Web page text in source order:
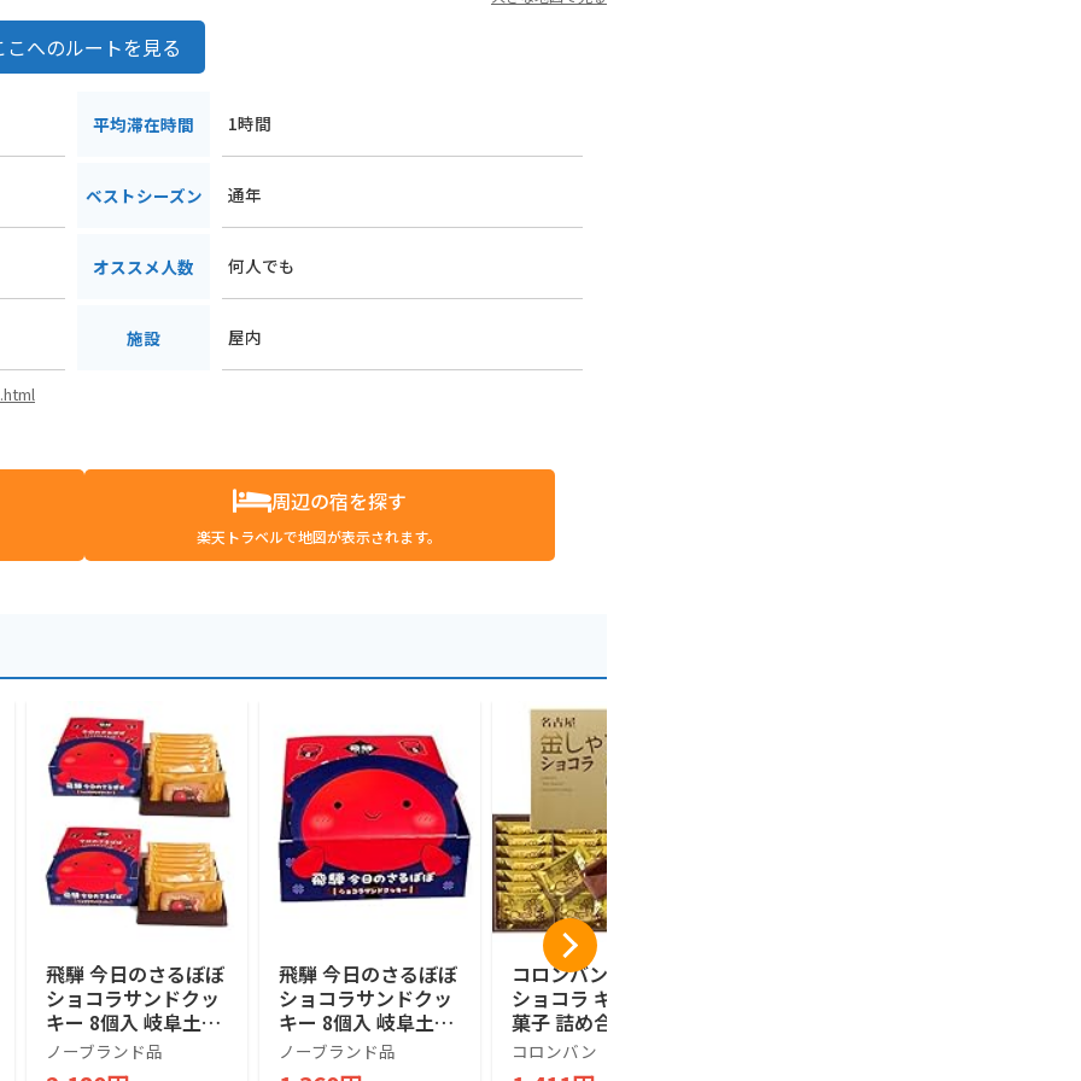
こへのルートを見る
平均滞在時間 1時間
ベストシーズン 通年
オススメ人数 何人でも
施設 屋内
周辺の宿を探す
楽天トラベルで地図が表示されます。
飛騨 今日のさるぼぼ
ショコラサンドクッ
キー 8個入 岐阜土産
さるぼぼ (2箱)
ノーブランド品
飛騨 今日のさるぼぼ
ショコラサンドクッ
キー 8個入 岐阜土産
さるぼぼ (1箱)
ノーブランド品
コロンバン 金しゃち
ショコラ ギフト お
菓子 詰め合わせ 個
包装 土産 お菓子 ス
イーツ 銘店 ラング
コロンバン